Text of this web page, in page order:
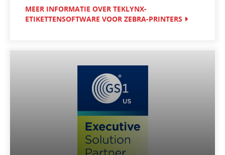
MEER INFORMATIE OVER TEKLYNX-
ETIKETTENSOFTWARE VOOR ZEBRA-PRINTERS